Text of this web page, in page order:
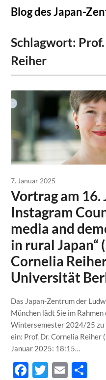
SkipBlog des Japan-
Schlagwort:
Reiher
7. Januar 2025
Vortrag am 16.
Instagram
media and
in rural Japan“
Cornelia
Universität
Das Japan-Zentrum der
München lädt Sie im
Wintersemester 2024/25 zu
ein: Prof. Dr. Cornelia
Januar 2025: 18:15…
Facebook
Twitter
Email